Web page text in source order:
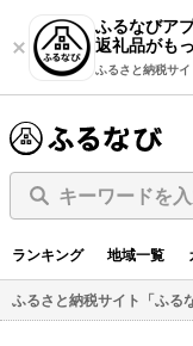
ふるなびア
返礼品がも
ふるさと納税サイ
キーワードを
ランキング 地域一覧
ふるさと納税サイト「ふる